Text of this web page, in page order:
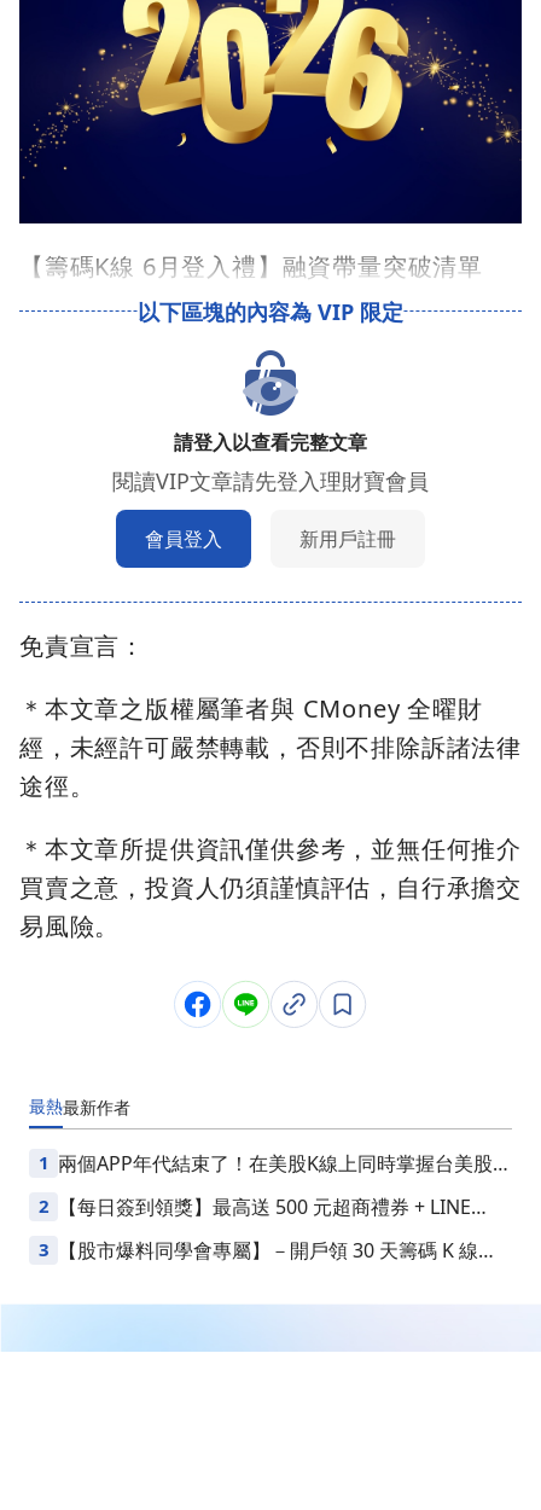
【籌碼K線 6月登入禮】融資帶量突破清單
請登入以查看完整文章
閱讀VIP文章請先登入理財寶會員
會員登入 新用戶註冊
免責宣言：
＊本文章之版權屬筆者與 CMoney 全曜財
經，未經許可嚴禁轉載，否則不排除訴諸法律
途徑。
＊本文章所提供資訊僅供參考，並無任何推介
買賣之意，投資人仍須謹慎評估，自行承擔交
易風險。
最熱最新作者
1 兩個APP年代結束了！在美股K線上同時掌握台美股損
益
2
【每日簽到領獎】最高送 500 元超商禮券 + LINE
Points
3
【股市爆料同學會專屬】－開戶領 30 天籌碼 K 線